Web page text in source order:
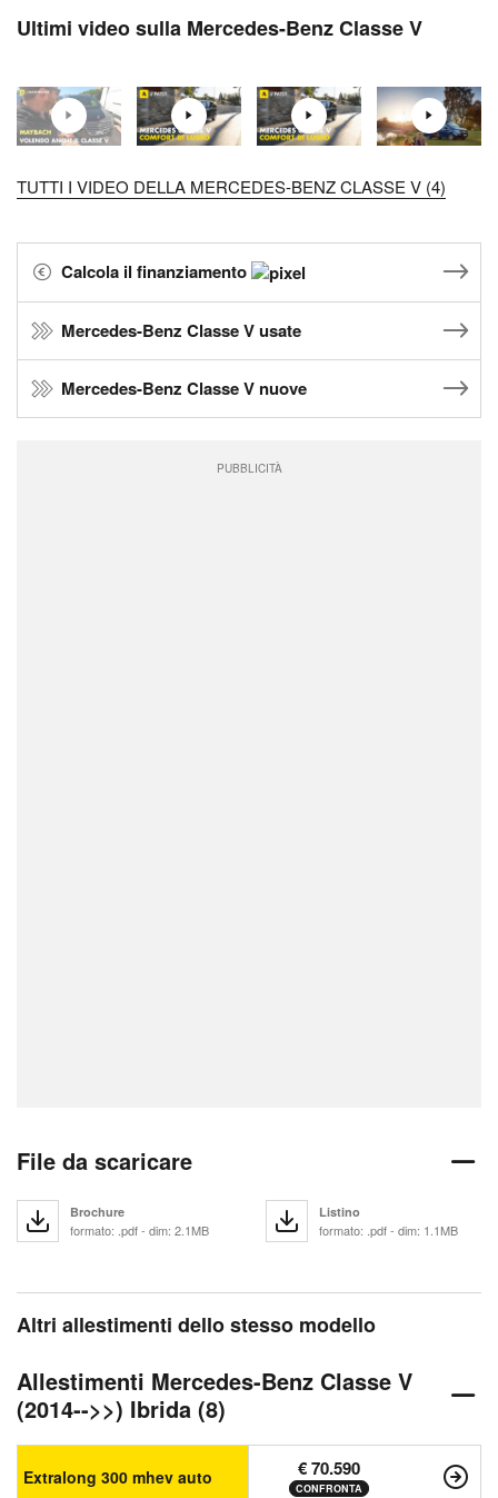
Ultimi video sulla Mercedes-Benz Classe V
TUTTI I VIDEO DELLA MERCEDES-BENZ CLASSE V (4)
Calcola il finanziamento
Mercedes-Benz Classe V usate
Mercedes-Benz Classe V nuove
PUBBLICITÀ
File da scaricare
Brochure
formato: .pdf - dim: 2.1MB
Listino
formato: .pdf - dim: 1.1MB
Altri allestimenti dello stesso modello
Allestimenti Mercedes-Benz Classe V
(2014-->>) Ibrida (8)
Extralong 300 mhev auto € 70.590
CONFRONTA